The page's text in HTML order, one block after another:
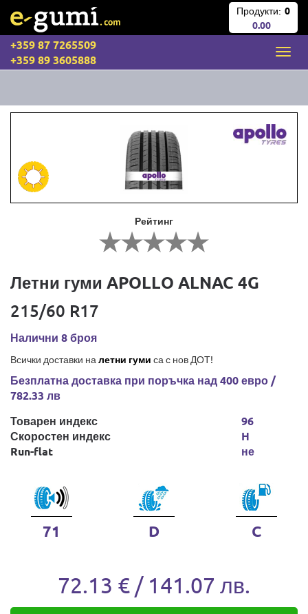
Продукти: 0
0.00
+359 87 7265509
+359 89 3605888
Рейтинг
Летни гуми APOLLO ALNAC 4G
215/60 R17
Налични 8 броя
Всички доставки на летни гуми са с нов ДОТ!
Безплатна доставка при поръчка над 400 евро /
782.33 лв
Товарен индекс
Скоростен индекс
Run-flat
96
H
не
71 D C
72.13 € / 141.07 лв.